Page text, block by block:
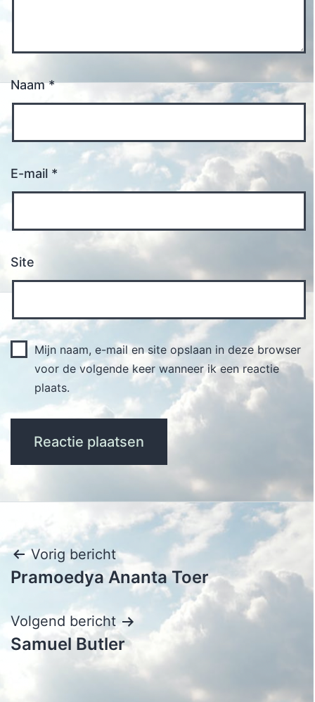
Naam*
E-mail *
Site
Mijn naam, e-mail en site opslaan in deze browser
voor de volgende keer wanneer ik een reactie
plaats.
Bericht
navigatie
Vorig bericht
Pramoedya Ananta Toer
Volgend bericht
Samuel Butler